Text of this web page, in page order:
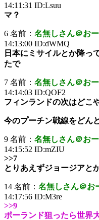
14:11:31 ID:Lsuu
マ？
6 名前： 名無しさん＠お
14:13:00 ID:dWMQ
日本にミサイルとか降っ
たで
7 名前： 名無しさん＠お
14:14:03 ID:QOF2
フィンランドの次はどこ
今のプーチン戦線をどん
9 名前： 名無しさん＠お
14:15:52 ID:mZIU
>>7
とりあえずジョージアと
14 名前： 名無しさん＠お
14:17:56 ID:M3re
>>9
ポーランド狙ったら世界